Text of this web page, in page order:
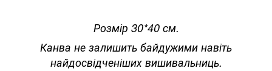
Розмір 30*40 см.
Канва не залишить байдужими навіть
найдосвідченіших вишивальниць.